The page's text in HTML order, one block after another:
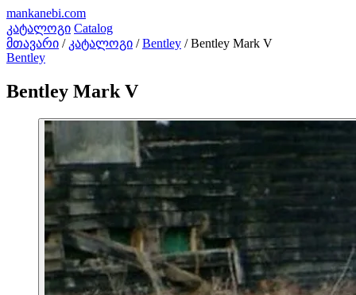
mankanebi.com
კატალოგი Catalog
მთავარი / კატალოგი / Bentley / Bentley Mark V
Bentley
Bentley Mark V